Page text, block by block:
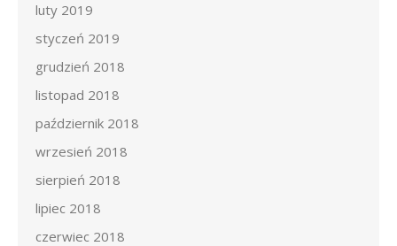
luty 2019
styczeń 2019
grudzień 2018
listopad 2018
październik 2018
wrzesień 2018
sierpień 2018
lipiec 2018
czerwiec 2018